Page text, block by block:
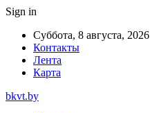
Sign in
Суббота, 8 августа, 2026
Контакты
Лента
Карта
bkvt.by